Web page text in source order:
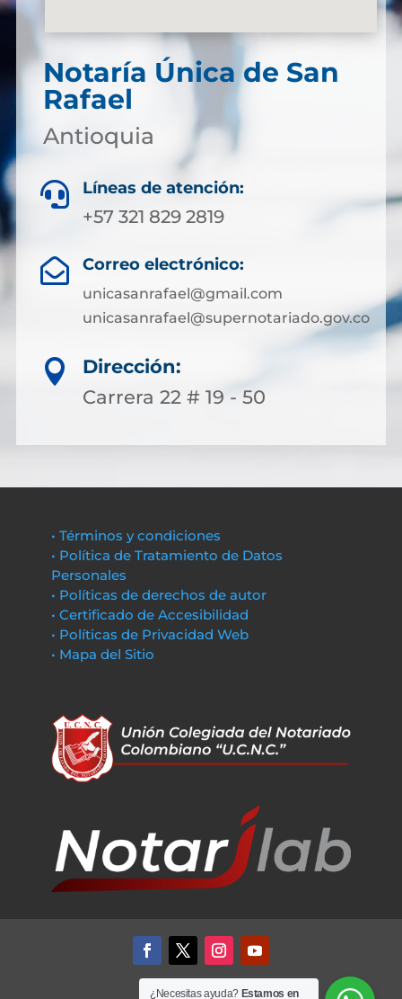
Notaría Única de San
Rafael
Antioquia
 Líneas de atención:
+57 321 829 2819
 Correo electrónico:
unicasanrafael@gmail.com
unicasanrafael@supernotariado.gov.co

Dirección:
Carrera 22 # 19 - 50
• Términos y condiciones
• Política de Tratamiento de Datos
Personales
• Políticas de derechos de autor
• Certificado de Accesibilidad
• Políticas de Privacidad Web
• Mapa del Sitio
¿Necesitas ayuda? Estamos en